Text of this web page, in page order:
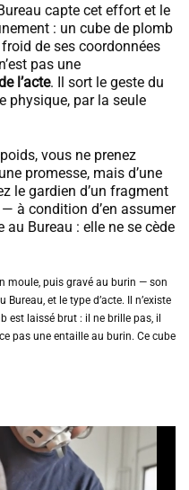
capte cet effort et le
: un cube de plomb
de ses coordonnées
pas une
l’acte. Il sort le geste du
physique, par la seule
vous ne prenez
promesse, mais d’une
le gardien d’un fragment
à condition d’en assumer
au Bureau : elle ne se cède
moule, puis gravé au burin — son
et le type d’acte. Il n’existe
est laissé brut : il ne brille pas, il
pas une entaille au burin. Ce cube